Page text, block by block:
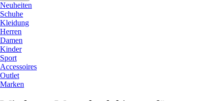
Neuheiten
Schuhe
Kleidung
Herren
Damen
Kinder
Sport
Accessoires
Outlet
Marken